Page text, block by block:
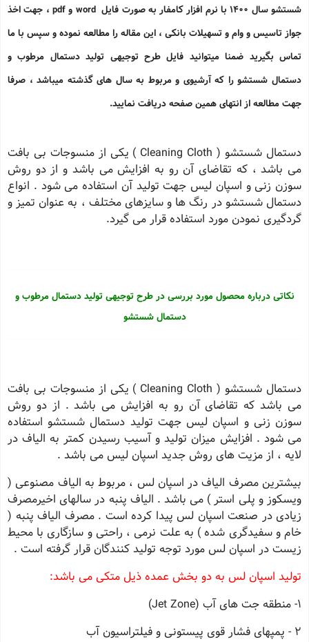
شستشو سال 1400 با نرم افزار کامفار به صورت فایل word و pdf ، جهت اخذ
جواز تاسیس و وام و تسهیلات بانکی ، این مقاله را مطالعه نموده و سپس با ما
تماس بگیرید ضمنا میتوانید فایل طرح توجیهی تولید دستمال مرطوب و
دستمال شستشو را که آرشیوی و مربوط به سال های گذشته میباشد ، صرفا
جهت مطالعه از انتهای همین صفحه دریافت نمایید.
دستمال شستشو ( Cleaning Cloth ) یكی از منسوجات بی بافت
می باشد ، كه تقاضای آن رو به افزایش می باشد و از دو روش
سوزن زنی و اسپان لیس جهت تولید آن استفاده می شود . انواع
دستمال شستشو در رنگ ها و سایزهای مختلف ، به عنوان تمیز و
گردگیری نمودن مورد استفاده قرار می گیرد.
نکاتی درباره محصول مورد بررسی در طرح توجیهی تولید دستمال مرطوب و
دستمال شستشو
دستمال شستشو ( Cleaning Cloth ) یكی از منسوجات بی بافت
می باشد كه تقاضای آن رو به افزایش می باشد . از دو روش
سوزن زنی و اسپان لیس جهت تولید دستمال شستشو استفاده
می شود . افزایش میزان تولید و آسیب رسیدن كمتر به الیاف در
لایه ، از مزیت های روش جدید اسپان لیس می باشد .
بیشترین مصرف الیاف در اسپان لس ، مربوط به الیاف مصنوعی (
ویسكوز و پلی استر ) می باشد . الیاف پنبه در سالهای اخیرمصرف
زیادی در صنعت اسپان لس پیدا كرده است . مصرف الیاف پنبه (
خام و سفیدگری شده ) به علت نرمی ، راحتی و سازگاری با محیط
زیست در اسپان لس مورد توجه تولید كنندگان قرار گرفته است .
تولید اسپان لس به دو بخش عمده ذیل متكی می باشد:
1- منطقه جت های آب (Jet Zone)
2 - پمپهای فشار قوی پیستونی و فیلتراسیون آب